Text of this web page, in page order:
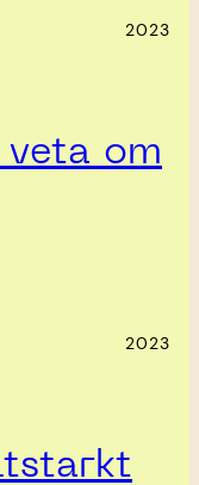
2023
om
2023